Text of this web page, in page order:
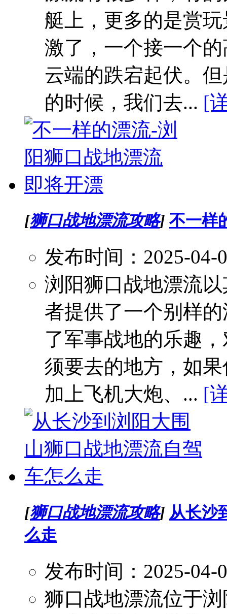
艇上，更多的是赏
激了，一个接一个
云端的跌宕起伏。
的时候，我们去... [
[狮口战地漂流攻略] 不一样
发布时间：2025-04-
浏阳狮口战地漂流
者提供了一个别样
了军事战地的乐趣
须要去的地方，如
加上飞机大炮、... [
[狮口战地漂流攻略] 从长沙
么走
发布时间：2025-04-
狮口战地漂流位于